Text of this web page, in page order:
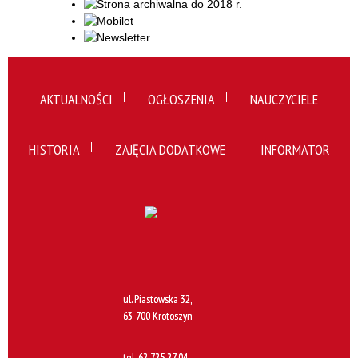
AKTUALNOŚCI OGŁOSZENIA NAUCZYCIELE
HISTORIA ZAJĘCIA DODATKOWE INFORMATOR
ul. Piastowska 32,
63-700 Krotoszyn